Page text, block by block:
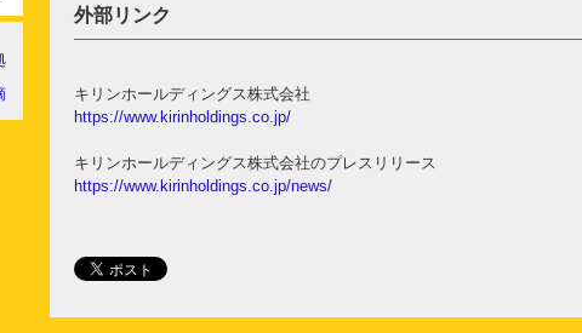
外部リンク
キリンホールディングス株式会社
https://www.kirinholdings.co.jp/
キリンホールディングス株式会社のプレスリリース
https://www.kirinholdings.co.jp/news/